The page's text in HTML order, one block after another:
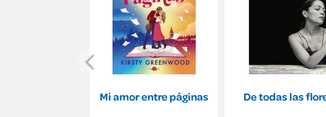
Mi amor entre páginas De todas las